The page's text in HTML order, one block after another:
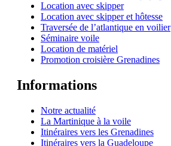
Location avec skipper
Location avec skipper et hôtesse
Traversée de l’atlantique en voilier
Séminaire voile
Location de matériel
Promotion croisière Grenadines
Informations
Notre actualité
La Martinique à la voile
Itinéraires vers les Grenadines
Itinéraires vers la Guadeloupe